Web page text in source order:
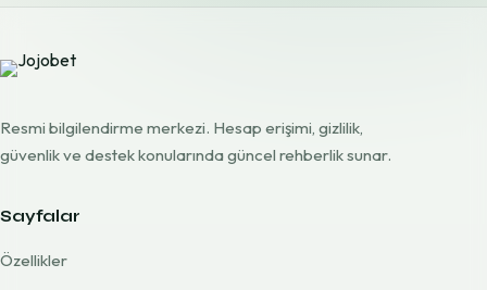
Resmi bilgilendirme merkezi. Hesap erişimi, gizlilik,
güvenlik ve destek konularında güncel rehberlik sunar.
Sayfalar
Özellikler